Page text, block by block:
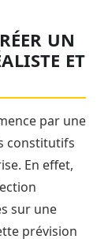
UN
ET
par une
constitutifs
En effet,
sur une
prévision